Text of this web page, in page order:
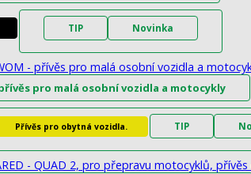
TIP Novinka
přívěs pro malá osobní vozidla a motocykly
Přívěs pro obytná vozidla. TIP